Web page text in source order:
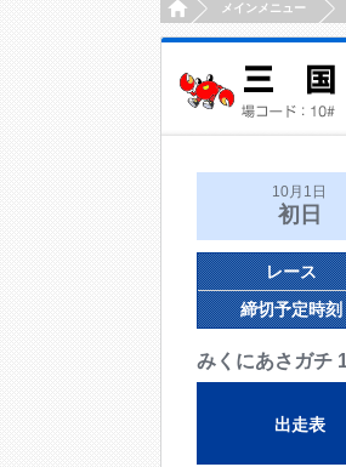
HOMEメインメニュー
10月1日
初日
レース
締切予定時刻
みくにあさガチ
出走表